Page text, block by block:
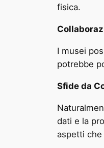
fisica.
I musei
potrebbe
Sfide da
dati e la
aspetti